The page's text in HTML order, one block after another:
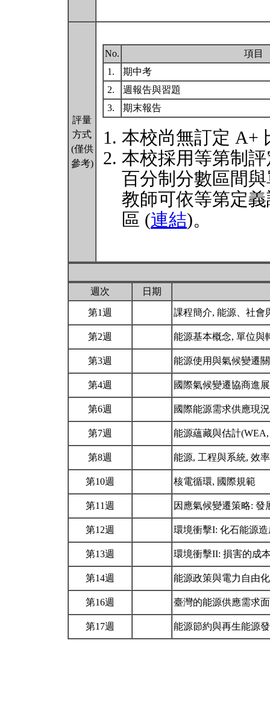
評量
方式
(僅供
參考)
No.
項目
1.
期中考
2.
週報告與習題
3.
期末報告
本校尚無訂定 A+
本校採用等第制
百分制分數區間
教師可依等第定
區 (連結)。
週次 日期
第1週 課程簡介, 能源、社會
第2週 能源基本概念, 單位與
第3週 能源使用與氣候變遷
第4週 國際氣候變遷協商進
第6週 國際能源需求供應現
第7週 能源蘊藏與估計
第8週 能源, 工程與系統, 效
第10週 核電循環, 國際規範
第11週 因應氣候變遷策略:
第12週 環境衝擊I: 化石能源
第13週 環境衝擊II: 損害的成
第14週 能源政策與電力自由
第16週 臺灣的能源供應需求
第17週 能源節約與再生能源